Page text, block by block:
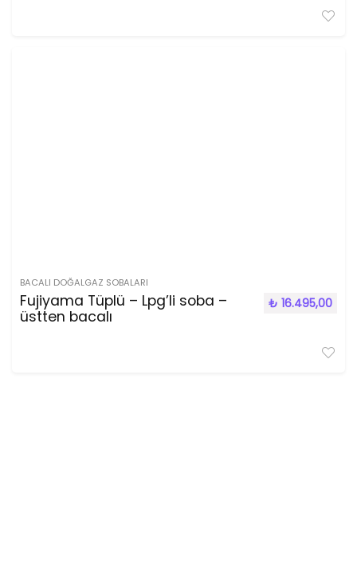
BACALI DOĞALGAZ SOBALARI
Fujiyama Tüplü – Lpg’li soba –
üstten bacalı
₺ 16.495,00